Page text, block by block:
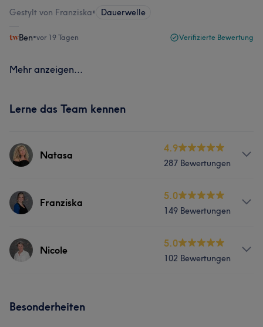
Gestylt von Franziska• Dauerwelle
Ben•vor 19 Tagen Verifizierte Bewertung
Mehr anzeigen...
Lerne das Team kennen
Natasa
4.9
287 Bewertungen
Services
Was unsere Kunden über Natasa sagen
Professionell 16
Franziska
5.0
149 Bewertungen
Services
Portfolio
Nicole
5.0
102 Bewertungen
Besonderheiten